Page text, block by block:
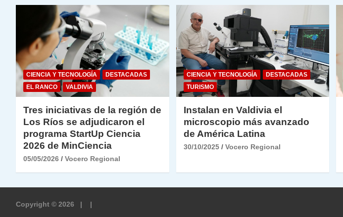
CIENCIA Y TECNOLOGÍA
DESTACADAS
EL RANCO
VALDIVIA
Tres iniciativas de la región de
Los Ríos se adjudicaron el
programa StartUp Ciencia
2026 de MinCiencia
05/05/2026 Vocero Regional
CIENCIA Y TECNOLOGÍA
DESTACADAS
TURISMO
Instalan en Valdivia el
microscopio más avanzado
de América Latina
30/10/2025 Vocero Regional
Copyright © 2026